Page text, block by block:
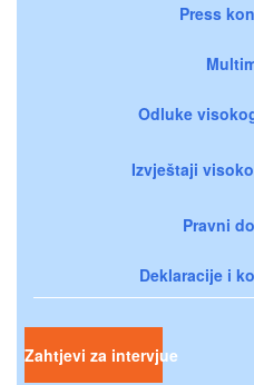
Press
Odluke
Izvještaji
Pravni
Deklaracije i
Zahtjevi za intervjue